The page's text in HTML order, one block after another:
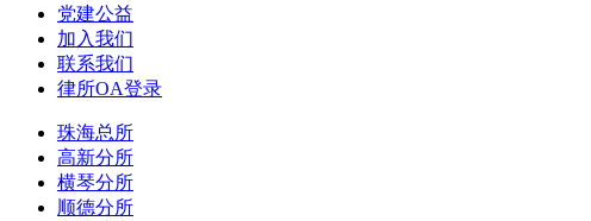
党建公益
加入我们
联系我们
律所OA登录
珠海总所
高新分所
横琴分所
顺德分所